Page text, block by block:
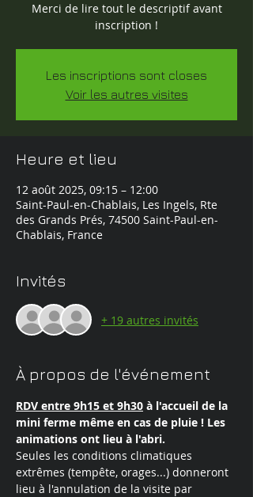
Merci de lire tout le descriptif avant
inscription !
Les inscriptions sont closes
Voir les autres visites
Heure et lieu
12 août 2025, 09:15 – 12:00
Saint-Paul-en-Chablais, Les Ingels, Rte
des Grands Prés, 74500 Saint-Paul-en-
Chablais, France
Invités
+ 19 autres invités
À propos de l'événement
RDV entre 9h15 et 9h30 à l'accueil de la
mini ferme même en cas de pluie ! Les
animations ont lieu à l'abri.
Seules les conditions climatiques
extrêmes (tempête, orages...) donneront
lieu à l'annulation de la visite par